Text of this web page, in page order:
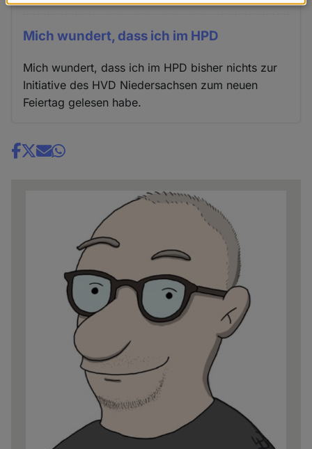
Mich wundert, dass ich im HPD
Mich wundert, dass ich im HPD bisher nichts zur
Initiative des HVD Niedersachsen zum neuen
Feiertag gelesen habe.
Share
Daten
und